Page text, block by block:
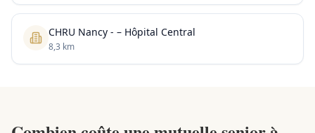
CHRU Nancy - – Hôpital Central
8,3 km